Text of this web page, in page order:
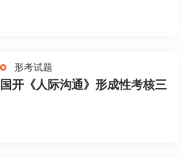
形考试题
国开《人际沟通》形成性考核三